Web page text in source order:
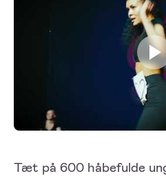
Tæt på 600 håbefulde